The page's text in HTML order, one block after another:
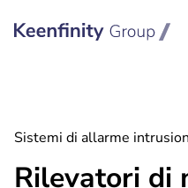
Sistemi di allarme
Rilevatori di